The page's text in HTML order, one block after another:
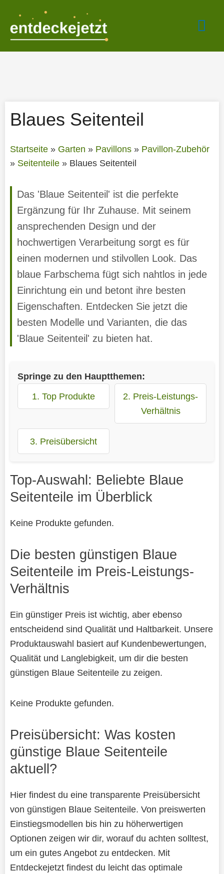
springen
Blaues Seitenteil
Startseite» Garten » Pavillons» Pavillon-Zubehör
» Seitenteile» Blaues Seitenteil
Das 'Blaue Seitenteil' ist die perfekte
Ergänzung für Ihr Zuhause. Mit seinem
ansprechenden Design und der
hochwertigen Verarbeitung sorgt es für
einen modernen und stilvollen Look. Das
blaue Farbschema fügt sich nahtlos in jede
Einrichtung ein und betont ihre besten
Eigenschaften. Entdecken Sie jetzt die
besten Modelle und Varianten, die das
'Blaue Seitenteil' zu bieten hat.
Springe zu den Hauptthemen:
1. Top Produkte
2. Preis-Leistungs-
Verhältnis
3. Preisübersicht
Top-Auswahl: Beliebte Blaue
Seitenteile im Überblick
Keine Produkte gefunden.
Die besten günstigen Blaue
Seitenteile im Preis-Leistungs-
Verhältnis
Ein günstiger Preis ist wichtig, aber ebenso
entscheidend sind Qualität und Haltbarkeit. Unsere
Produktauswahl basiert auf Kundenbewertungen,
Qualität und Langlebigkeit, um dir die besten
günstigen Blaue Seitenteile zu zeigen.
Keine Produkte gefunden.
Preisübersicht: Was kosten
günstige Blaue Seitenteile
aktuell?
Hier findest du eine transparente Preisübersicht
von günstigen Blaue Seitenteile. Von preiswerten
Einstiegsmodellen bis hin zu höherwertigen
Optionen zeigen wir dir, worauf du achten solltest,
um ein gutes Angebot zu entdecken. Mit
Entdeckejetzt findest du leicht das optimale